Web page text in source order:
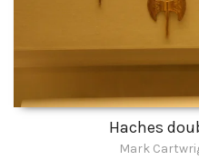
Haches
Mark